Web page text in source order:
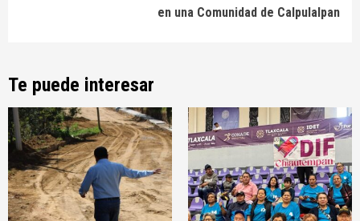
en una Comunidad de Calpulalpan
Te puede interesar